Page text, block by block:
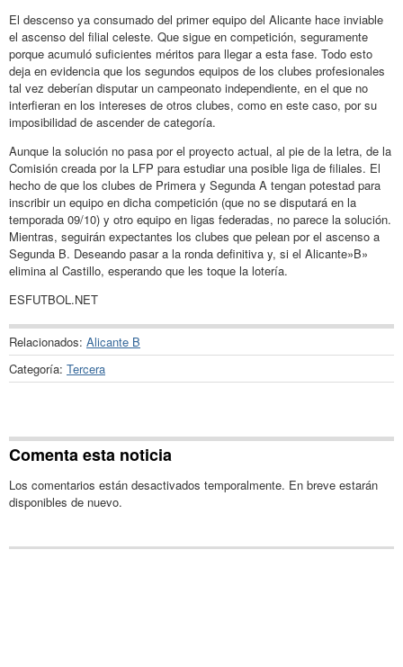
El descenso ya consumado del primer equipo del Alicante hace inviable
el ascenso del filial celeste. Que sigue en competición, seguramente
porque acumuló suficientes méritos para llegar a esta fase. Todo esto
deja en evidencia que los segundos equipos de los clubes profesionales
tal vez deberían disputar un campeonato independiente, en el que no
interfieran en los intereses de otros clubes, como en este caso, por su
imposibilidad de ascender de categoría.
Aunque la solución no pasa por el proyecto actual, al pie de la letra, de la
Comisión creada por la LFP para estudiar una posible liga de filiales. El
hecho de que los clubes de Primera y Segunda A tengan potestad para
inscribir un equipo en dicha competición (que no se disputará en la
temporada 09/10) y otro equipo en ligas federadas, no parece la solución.
Mientras, seguirán expectantes los clubes que pelean por el ascenso a
Segunda B. Deseando pasar a la ronda definitiva y, si el Alicante»B»
elimina al Castillo, esperando que les toque la lotería.
ESFUTBOL.NET
Relacionados: Alicante B
Categoría: Tercera
Comenta esta noticia
Los comentarios están desactivados temporalmente. En breve estarán
disponibles de nuevo.